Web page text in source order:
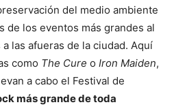
del medio ambiente
de los eventos más grandes al
las afueras de la ciudad. Aquí
como The Cure o Iron Maiden,
a cabo el Festival de
más grande de toda